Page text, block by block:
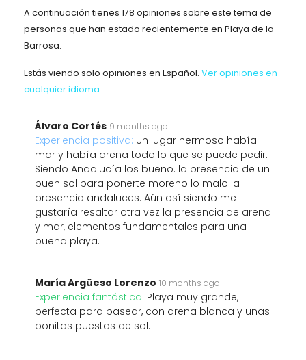
A continuación tienes 178 opiniones sobre este tema de
personas que han estado recientemente en Playa de la
Barrosa.
Estás viendo solo opiniones en Español. Ver opiniones en
cualquier idioma
Álvaro Cortés 9 months ago
Experiencia positiva: Un lugar hermoso había
mar y había arena todo lo que se puede pedir.
Siendo Andalucía los bueno. la presencia de un
buen sol para ponerte moreno lo malo la
presencia andaluces. Aún así siendo me
gustaría resaltar otra vez la presencia de arena
y mar, elementos fundamentales para una
buena playa.
María Argüeso Lorenzo 10 months ago
Experiencia fantástica: Playa muy grande,
perfecta para pasear, con arena blanca y unas
bonitas puestas de sol.